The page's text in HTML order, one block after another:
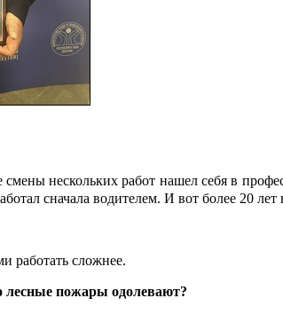
нескольких работ нашел себя в
сначала водителем. И вот более 20 лет
работать сложнее.
лесные пожары одолевают?